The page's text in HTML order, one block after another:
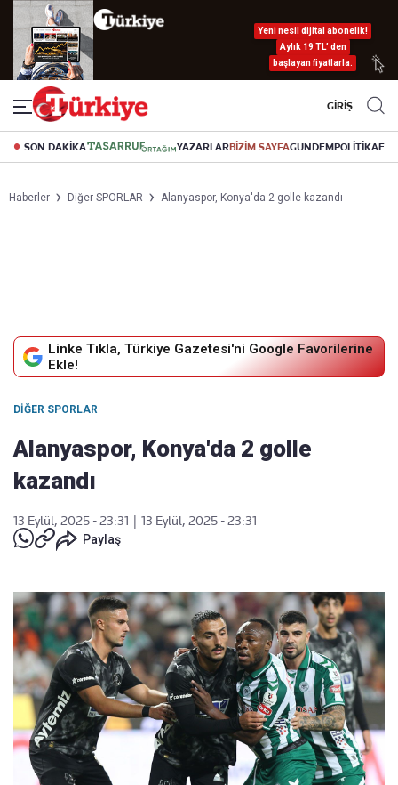
Yeni nesil dijital abonelik!
Aylık 19 TL’ den
başlayan fiyatlarla.
GİRİŞ
SON DAKİKA YAZARLARBİZİM SAYFAGÜNDEMPOLİTİKA
Haberler Diğer SPORLAR Alanyaspor, Konya'da 2 golle kazandı
Linke Tıkla, Türkiye Gazetesi'ni Google Favorilerine
Ekle!
DIĞER SPORLAR
Alanyaspor, Konya'da 2 golle
kazandı
13 Eylül, 2025 - 23:31
13 Eylül, 2025 - 23:31
Paylaş